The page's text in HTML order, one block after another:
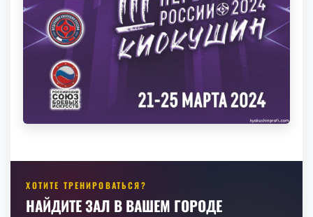
ХОТИТЕ ТРЕНИРОВАТЬСЯ?
НАЙДИТЕ ЗАЛ В ВАШЕМ ГОРОДЕ